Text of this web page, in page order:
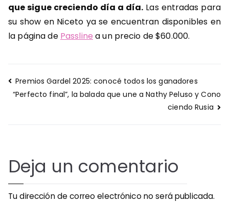
que sigue creciendo día a día. Las entradas para
su show en Niceto ya se encuentran disponibles en
la página de Passline a un precio de $60.000.
Navegación
de
Premios Gardel 2025: conocé todos los ganadores
“Perfecto final”, la balada que une a Nathy Peluso y Cono
ciendo Rusia
Deja un comentario
Tu dirección de correo electrónico no será publicada.